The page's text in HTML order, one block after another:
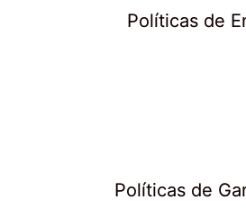
Políticas de
Políticas de